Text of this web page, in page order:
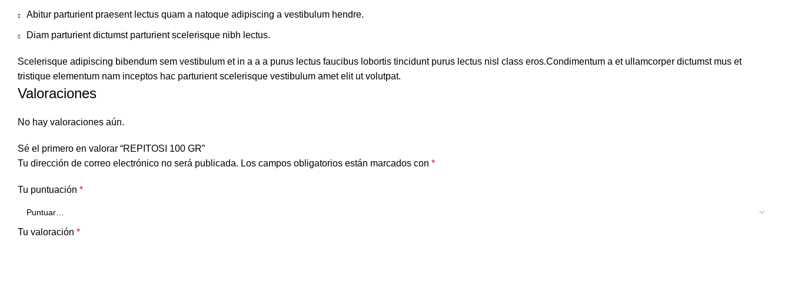
Abitur parturient praesent lectus quam a natoque adipiscing a vestibulum hendre.
Diam parturient dictumst parturient scelerisque nibh lectus.
Scelerisque adipiscing bibendum sem vestibulum et in a a a purus lectus faucibus lobortis tincidunt purus lectus nisl class eros.Condimentum a et ullamcorper dictumst mus et
tristique elementum nam inceptos hac parturient scelerisque vestibulum amet elit ut volutpat.
Valoraciones
No hay valoraciones aún.
Sé el primero en valorar “REPITOSI 100 GR”
Tu dirección de correo electrónico no será publicada. Los campos obligatorios están marcados con *
Tu puntuación *
Tu valoración *